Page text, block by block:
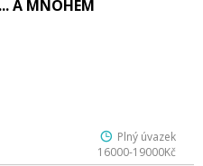
A MNOHEM
Plný úvazek
16000-19000Kč